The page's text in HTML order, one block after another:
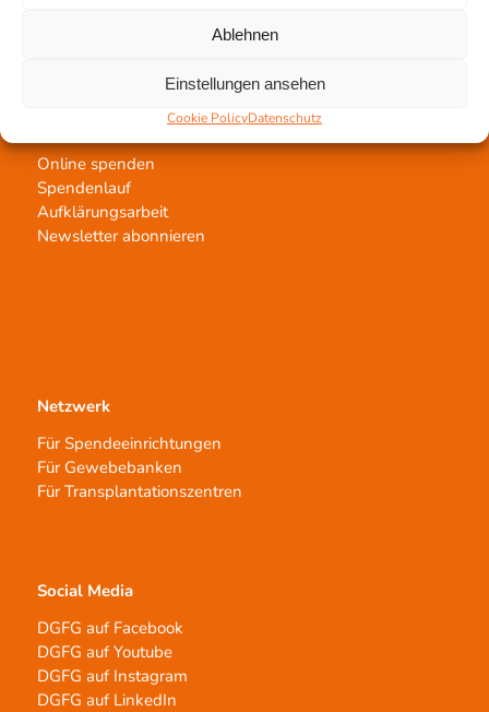
Ablehnen
Einstellungen ansehen
Cookie PolicyDatenschutz
Jetzt untertstützen!
Online spenden
Spendenlauf
Aufklärungsarbeit
Newsletter abonnieren
Netzwerk
Für Spendeeinrichtungen
Für Gewebebanken
Für Transplantationszentren
Social Media
DGFG auf Facebook
DGFG auf Youtube
DGFG auf Instagram
DGFG auf LinkedIn